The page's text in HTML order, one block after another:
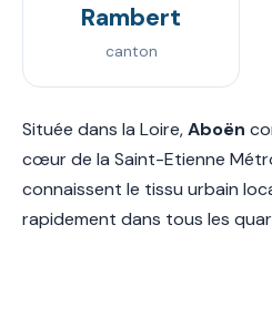
Rambert
canton
Située dans la Loire,Aboën
cœur de la Saint-Etienne
connaissent le tissu urbain
rapidement dans tous les